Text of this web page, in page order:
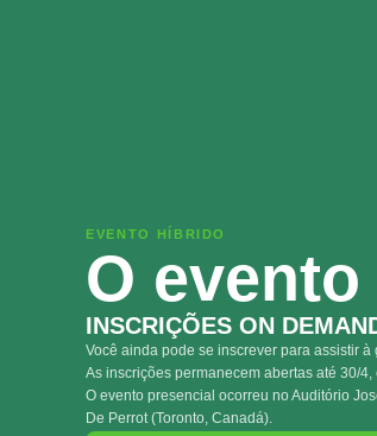
EVENTO HÍBRIDO
O
INSCRIÇÕES ON
Você ainda pode se inscrever para assistir à
As inscrições permanecem abertas até 30/
O evento presencial ocorreu no Auditório
De Perrot (Toronto, Canadá).